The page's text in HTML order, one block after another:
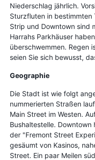
Niederschlag jährlich.
Sturzfluten in bestimmten
Strip und Downtown sind
Harrahs Parkhäuser
überschwemmen. Regen
seien Sie sich bewusst,
Geographie
Die Stadt ist wie folgt
nummerierten Straßen
Main Street im Westen.
Bushaltestelle. Downtown
der "Fremont Street
gesäumt von Kasinos,
Street. Ein paar Meilen